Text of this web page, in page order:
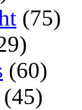
(75)
(60)
(45)